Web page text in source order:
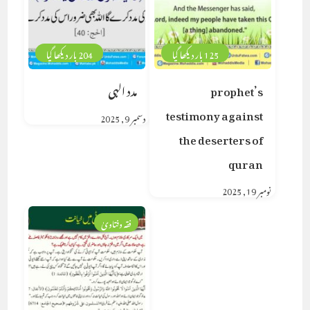
204 بار دیکھا گیا
مدد الہی
دسمبر 9, 2025
125 بار دیکھا گیا
prophet’s
testimony against
the deserters of
quran
نومبر 19, 2025
فقہ وفتاویٰ